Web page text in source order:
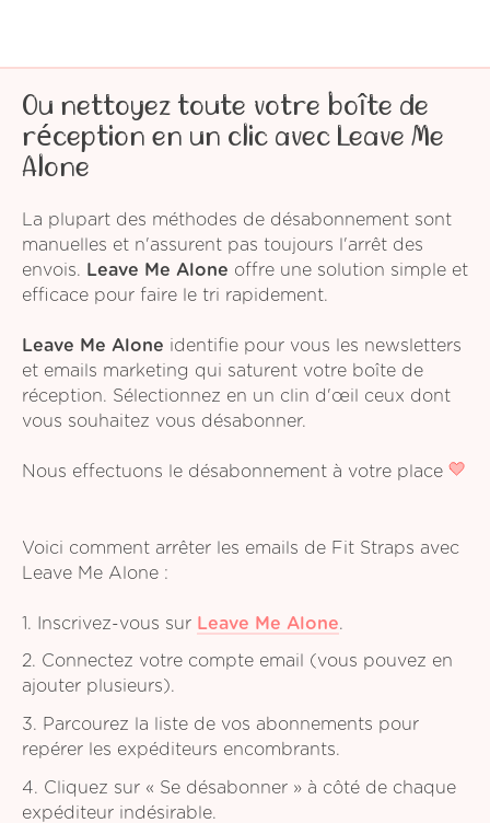
Ou nettoyez toute votre boîte de
réception en un clic avec Leave Me
Alone
La plupart des méthodes de désabonnement sont
manuelles et n'assurent pas toujours l'arrêt des
envois.
Leave Me Alone offre une solution simple et
efficace pour faire le tri rapidement.
Leave Me Alone identifie pour vous les newsletters
et emails marketing qui saturent votre boîte de
réception. Sélectionnez en un clin d'œil ceux dont
vous souhaitez vous désabonner.
Nous effectuons le désabonnement à votre place
Voici comment arrêter les emails de Fit Straps avec
Leave Me Alone :
1. Inscrivez-vous sur Leave Me Alone.
2. Connectez votre compte email (vous pouvez en
ajouter plusieurs).
3. Parcourez la liste de vos abonnements pour
repérer les expéditeurs encombrants.
4. Cliquez sur « Se désabonner » à côté de chaque
expéditeur indésirable.